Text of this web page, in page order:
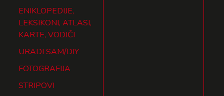
ENIKLOPEDIJE,
LEKSIKONI, ATLASI,
KARTE, VODIČI
URADI SAM/DIY
FOTOGRAFIJA
STRIPOVI